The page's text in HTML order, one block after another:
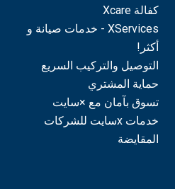
كفالة Xcare
XServices - خدمات صيانة و
أكثر!
التوصيل والتركيب السريع
حماية المشتري
تسوق بآمان مع ×سايت
خدمات xسايت للشركات
المقايضة